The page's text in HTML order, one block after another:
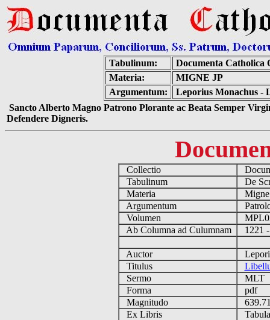
Tabulinum:
Documenta Catholica
Materia:
MIGNE JP
Argumentum:
Leporius Monachus -
Sancto Alberto Magno Patrono Plorante ac Beata Semper
Defendere Digneris.
Collectio
Tabulinum
De
Materia
Argumentum
Volumen
Ab Columna ad Culumnam
1221
Auctor
Titulus
Sermo
MLT
Forma
pdf
Magnitudo
Ex Libris